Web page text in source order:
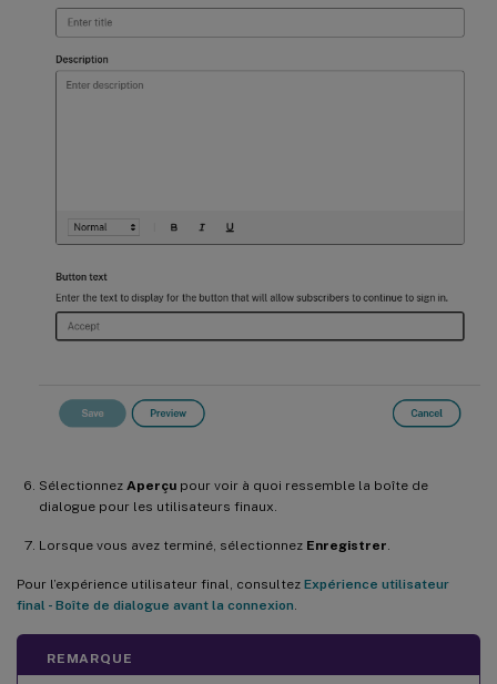
Sélectionnez Aperçu pour voir à quoi ressemble la boîte de
dialogue pour les utilisateurs finaux.
Lorsque vous avez terminé, sélectionnez Enregistrer.
Pour l’expérience utilisateur final, consultez Expérience utilisateur
final - Boîte de dialogue avant la connexion.
REMARQUE